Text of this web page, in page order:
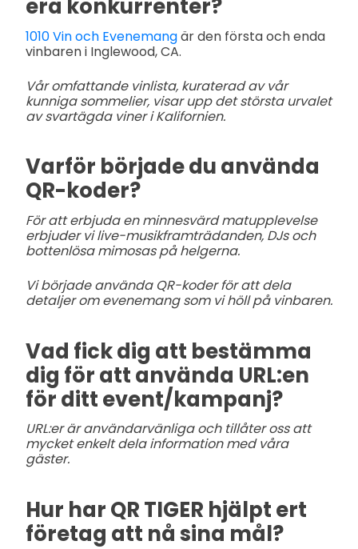
era konkurrenter?
1010 Vin och Evenemangär den första och enda
vinbaren i Inglewood, CA.
Vår omfattande vinlista, kuraterad av vår
kunniga sommelier, visar upp det största urvalet
av svartägda viner i Kalifornien.
Varför började du använda
QR-koder?
För att erbjuda en minnesvärd matupplevelse
erbjuder vi live-musikframträdanden, DJs och
bottenlösa mimosas på helgerna.
Vi började använda QR-koder för att dela
detaljer om evenemang som vi höll på vinbaren.
Vad fick dig att bestämma
dig för att använda URL:en
för ditt event/kampanj?
URL:er är användarvänliga och tillåter oss att
mycket enkelt dela information med våra
gäster.
Hur har QR TIGER hjälpt ert
företag att nå sina mål?